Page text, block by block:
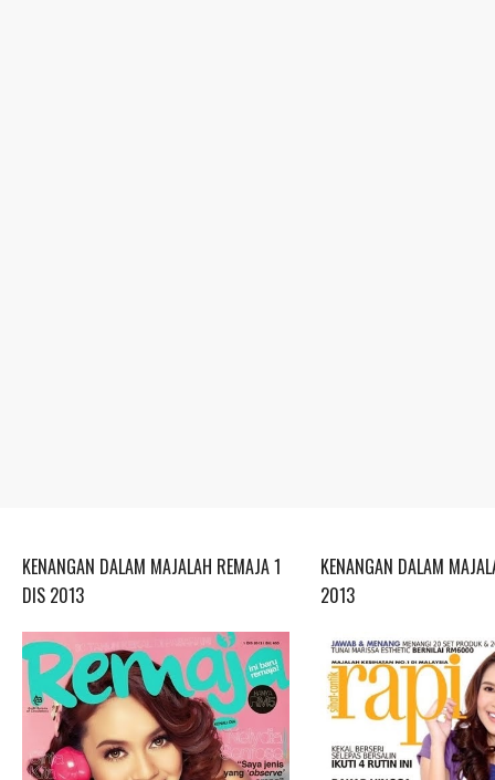
KENANGAN DALAM MAJALAH REMAJA 1
DIS 2013
KENANGAN DALAM
2013